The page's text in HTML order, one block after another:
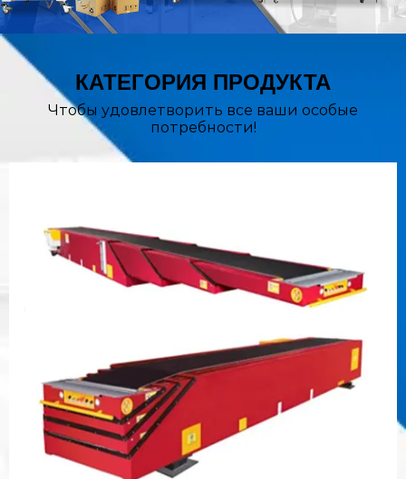
КАТЕГОРИЯ ПРОДУКТА
Чтобы удовлетворить все ваши особые
потребности!